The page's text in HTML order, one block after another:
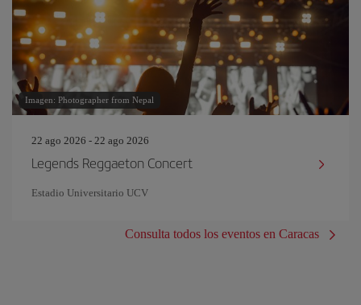
Imagen: Photographer from Nepal
22 ago 2026 - 22 ago 2026
Legends Reggaeton Concert
Estadio Universitario UCV
Consulta todos los eventos en Caracas